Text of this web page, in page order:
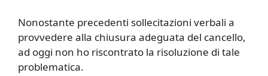
Nonostante precedenti sollecitazioni verbali a
provvedere alla chiusura adeguata del cancello,
ad oggi non ho riscontrato la risoluzione di tale
problematica.